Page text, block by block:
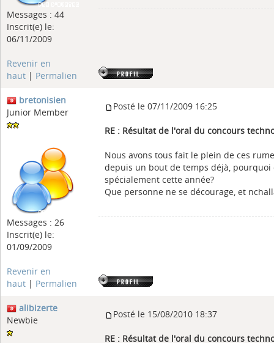
Messages : 44
Inscrit(e) le:
06/11/2009
Revenir en
haut | Permalien
bretonisien
Junior Member
Messages : 26
Inscrit(e) le:
01/09/2009
Posté le 07/11/2009 16:25
RE : Résultat de l'oral du concours
Nous avons tous fait le plein de ces
depuis un bout de temps déjà,
spécialement cette année?
Que personne ne se décourage, et
Revenir en
haut | Permalien
alibizerte
Newbie
Posté le 15/08/2010 18:37
RE : Résultat de l'oral du concours